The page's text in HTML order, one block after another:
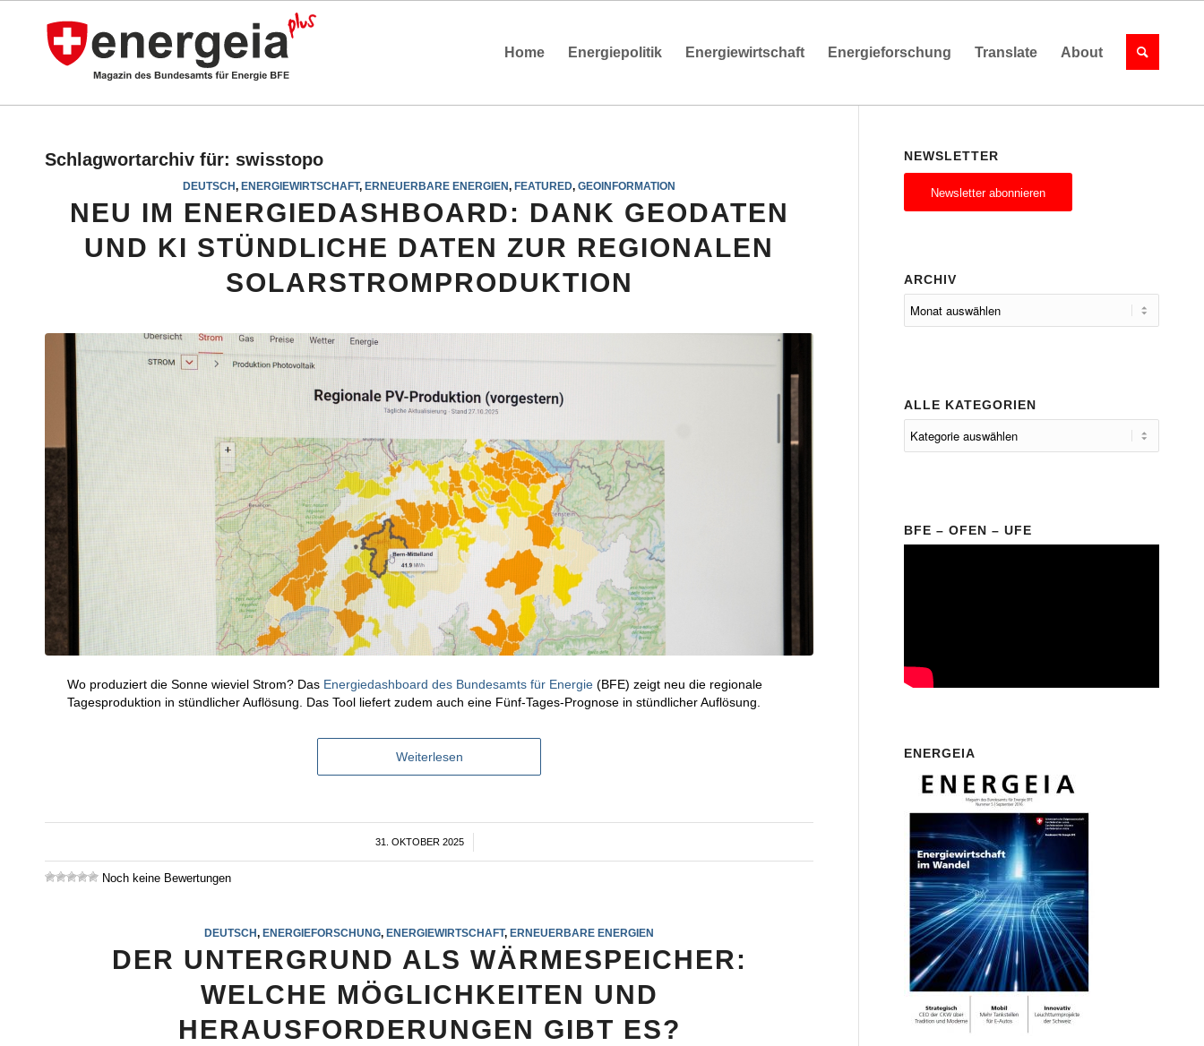
Home Energiepolitik Energiewirtschaft Energieforschung Translate About
Schlagwortarchiv für: swisstopo
DEUTSCH,ENERGIEWIRTSCHAFT,ERNEUERBARE ENERGIEN,FEATURED,GEOINFORMATION
NEU IM ENERGIEDASHBOARD: DANK GEODATEN
UND KI STÜNDLICHE DATEN ZUR REGIONALEN
SOLARSTROMPRODUKTION
Wo produziert die Sonne wieviel Strom? Das Energiedashboard des Bundesamts für Energie (BFE) zeigt neu die regionale
Tagesproduktion in stündlicher Auflösung. Das Tool liefert zudem auch eine Fünf-Tages-Prognose in stündlicher Auflösung.
Weiterlesen
31. OKTOBER 2025
/
Noch keine Bewertungen
DEUTSCH, ENERGIEFORSCHUNG, ENERGIEWIRTSCHAFT, ERNEUERBARE ENERGIEN
DER UNTERGRUND ALS WÄRMESPEICHER:
WELCHE MÖGLICHKEITEN UND
HERAUSFORDERUNGEN GIBT ES?
NEWSLETTER
Newsletter abonnieren
ARCHIV
ALLE KATEGORIEN
BFE – OFEN – UFE
ENERGEIA